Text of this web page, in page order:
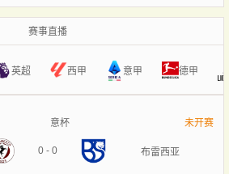
赛事直播
英超 西甲 意甲 德甲
意杯 未开赛
0 - 0 布雷西亚